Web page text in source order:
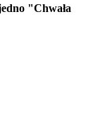
"Chwała